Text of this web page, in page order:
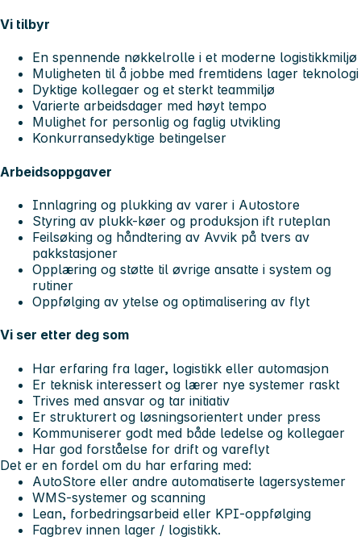
Vi tilbyr
En spennende nøkkelrolle i et moderne logistikkmiljø
Muligheten til å jobbe med fremtidens lager teknologi
Dyktige kollegaer og et sterkt teammiljø
Varierte arbeidsdager med høyt tempo
Mulighet for personlig og faglig utvikling
Konkurransedyktige betingelser
Arbeidsoppgaver
Innlagring og plukking av varer i Autostore
Styring av plukk-køer og produksjon ift ruteplan
Feilsøking og håndtering av Avvik på tvers av
pakkstasjoner
Opplæring og støtte til øvrige ansatte i system og
rutiner
Oppfølging av ytelse og optimalisering av flyt
Vi ser etter deg som
Har erfaring fra lager, logistikk eller automasjon
Er teknisk interessert og lærer nye systemer raskt
Trives med ansvar og tar initiativ
Er strukturert og løsningsorientert under press
Kommuniserer godt med både ledelse og kollegaer
Har god forståelse for drift og vareflyt
Det er en fordel om du har erfaring med:
AutoStore eller andre automatiserte lagersystemer
WMS-systemer og scanning
Lean, forbedringsarbeid eller KPI-oppfølging
Fagbrev innen lager / logistikk.